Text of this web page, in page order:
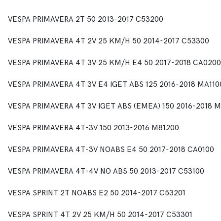
VESPA PRIMAVERA 2T 50 2013-2017 C53200
VESPA PRIMAVERA 4T 2V 25 KM/H 50 2014-2017 C53300
VESPA PRIMAVERA 4T 3V 25 KM/H E4 50 2017-2018 CA0200
VESPA PRIMAVERA 4T 3V E4 IGET ABS 125 2016-2018
VESPA PRIMAVERA 4T 3V IGET ABS (EMEA) 150 2016-2018
VESPA PRIMAVERA 4T-3V 150 2013-2016 M81200
VESPA PRIMAVERA 4T-3V NOABS E4 50 2017-2018 CA0100
VESPA PRIMAVERA 4T-4V NO ABS 50 2013-2017 C53100
VESPA SPRINT 2T NOABS E2 50 2014-2017 C53201
VESPA SPRINT 4T 2V 25 KM/H 50 2014-2017 C53301